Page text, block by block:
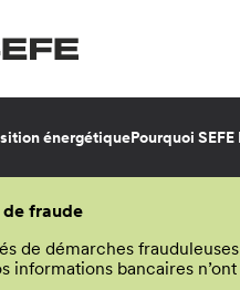
fraude
de démarches
informations bancaires
énergétiquePourquoi SEFE